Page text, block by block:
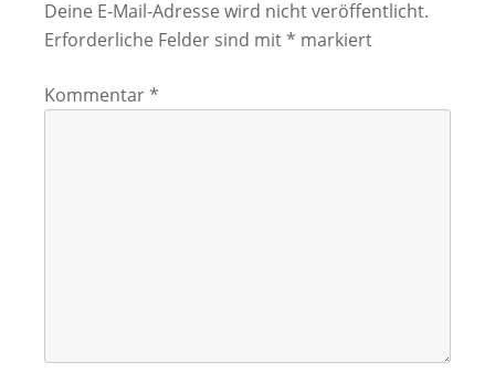
Deine E-Mail-Adresse wird nicht veröffentlicht.
Erforderliche Felder sind mit* markiert
Kommentar*